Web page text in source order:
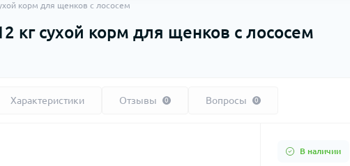
корм для щенков с лососем
кг сухой корм для щенков с лососем
Характеристики Отзывы 0 Вопросы 0
В наличии